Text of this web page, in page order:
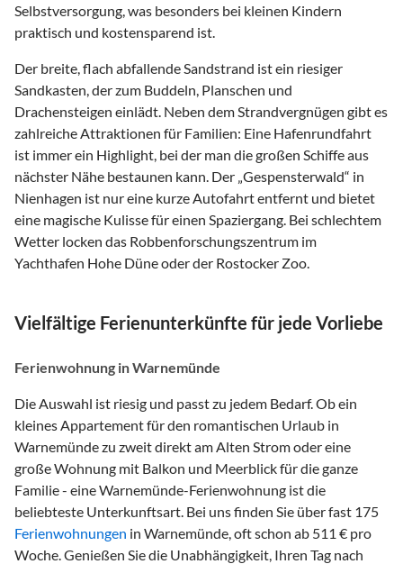
Selbstversorgung, was besonders bei kleinen Kindern
praktisch und kostensparend ist.
Der breite, flach abfallende Sandstrand ist ein riesiger
Sandkasten, der zum Buddeln, Planschen und
Drachensteigen einlädt. Neben dem Strandvergnügen gibt es
zahlreiche Attraktionen für Familien: Eine Hafenrundfahrt
ist immer ein Highlight, bei der man die großen Schiffe aus
nächster Nähe bestaunen kann. Der „Gespensterwald“ in
Nienhagen ist nur eine kurze Autofahrt entfernt und bietet
eine magische Kulisse für einen Spaziergang. Bei schlechtem
Wetter locken das Robbenforschungszentrum im
Yachthafen Hohe Düne oder der Rostocker Zoo.
Vielfältige Ferienunterkünfte für jede Vorliebe
Ferienwohnung in Warnemünde
Die Auswahl ist riesig und passt zu jedem Bedarf. Ob ein
kleines Appartement für den romantischen Urlaub in
Warnemünde zu zweit direkt am Alten Strom oder eine
große Wohnung mit Balkon und Meerblick für die ganze
Familie - eine Warnemünde-Ferienwohnung ist die
beliebteste Unterkunftsart. Bei uns finden Sie über fast 175
Ferienwohnungen in Warnemünde, oft schon ab 511 € pro
Woche. Genießen Sie die Unabhängigkeit, Ihren Tag nach